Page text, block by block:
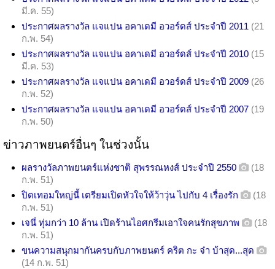
มี.ค. 55)
ประกาศผลรางวัล แจแปน อคาเดมี อวอร์ดส์ ประจำปี 2011 (21
ก.พ. 54)
ประกาศผลรางวัล แจแปน อคาเดมี อวอร์ดส์ ประจำปี 2010 (15
มี.ค. 53)
ประกาศผลรางวัล แจแปน อคาเดมี อวอร์ดส์ ประจำปี 2009 (26
ก.พ. 52)
ประกาศผลรางวัล แจแปน อคาเดมี อวอร์ดส์ ประจำปี 2007 (19
ก.พ. 50)
ข่าวภาพยนตร์อื่นๆ ในช่วงนั้น
ผลรางวัลภาพยนตร์แห่งชาติ สุพรรณหงส์ ประจำปี 2550
(18
ก.พ. 51)
ปิดเทอมใหญ่นี้ เตรียมเปิดหัวใจให้ว้าวุ่น ไปกับ 4 เรื่องรัก
(18
ก.พ. 51)
เจนี่ ทุ่มกว่า 10 ล้าน เปิดร้านไอศกรีมเอาใจคนรักสุขภาพ
(18
ก.พ. 51)
ขนความสนุกมากันครบกับภาพยนตร์ คริต กะ จ๋า บ้าสุด...สุด
(14 ก.พ. 51)